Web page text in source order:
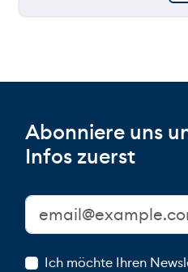
Abonniere uns
Infos zuerst
Ich möchte Ihren